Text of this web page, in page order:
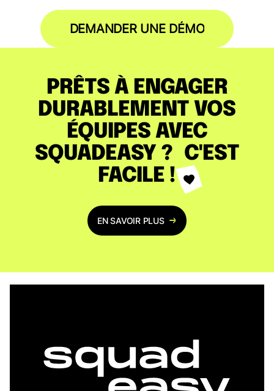
DEMANDER UNE DÉMO
PRÊTS À ENGAGER
DURABLEMENT VOS
ÉQUIPES AVEC
SQUADEASY ? C'EST
FACILE !
EN SAVOIR PLUS